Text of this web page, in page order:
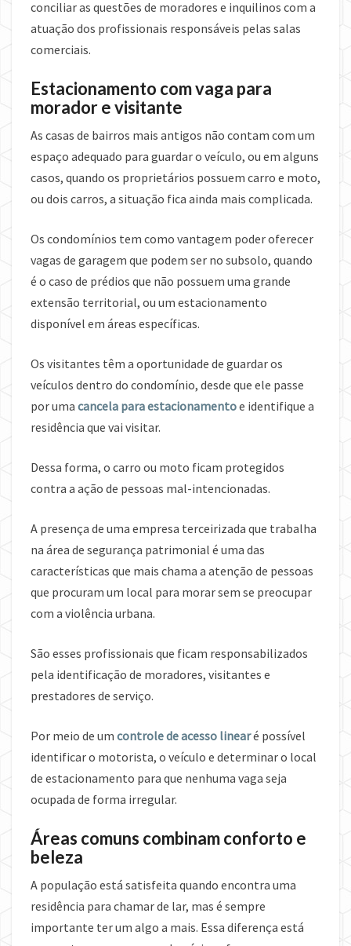
conciliar as questões de moradores e inquilinos com a
atuação dos profissionais responsáveis pelas salas
comerciais.
Estacionamento com vaga para
morador e visitante
As casas de bairros mais antigos não contam com um
espaço adequado para guardar o veículo, ou em alguns
casos, quando os proprietários possuem carro e moto,
ou dois carros, a situação fica ainda mais complicada.
Os condomínios tem como vantagem poder oferecer
vagas de garagem que podem ser no subsolo, quando
é o caso de prédios que não possuem uma grande
extensão territorial, ou um estacionamento
disponível em áreas específicas.
Os visitantes têm a oportunidade de guardar os
veículos dentro do condomínio, desde que ele passe
por uma cancela para estacionamentoe identifique a
residência que vai visitar.
Dessa forma, o carro ou moto ficam protegidos
contra a ação de pessoas mal-intencionadas.
A presença de uma empresa terceirizada que trabalha
na área de segurança patrimonial é uma das
características que mais chama a atenção de pessoas
que procuram um local para morar sem se preocupar
com a violência urbana.
São esses profissionais que ficam responsabilizados
pela identificação de moradores, visitantes e
prestadores de serviço.
Por meio de um controle de acesso linearé possível
identificar o motorista, o veículo e determinar o local
de estacionamento para que nenhuma vaga seja
ocupada de forma irregular.
Áreas comuns combinam conforto e
beleza
A população está satisfeita quando encontra uma
residência para chamar de lar, mas é sempre
importante ter um algo a mais. Essa diferença está